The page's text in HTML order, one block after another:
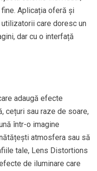
Aplicația oferă și
care doresc un
dar cu o interfață
adaugă efecte
cețuri sau raze de soare,
într-o imagine
atmosfera sau să
tale, Lens Distortions
de iluminare care